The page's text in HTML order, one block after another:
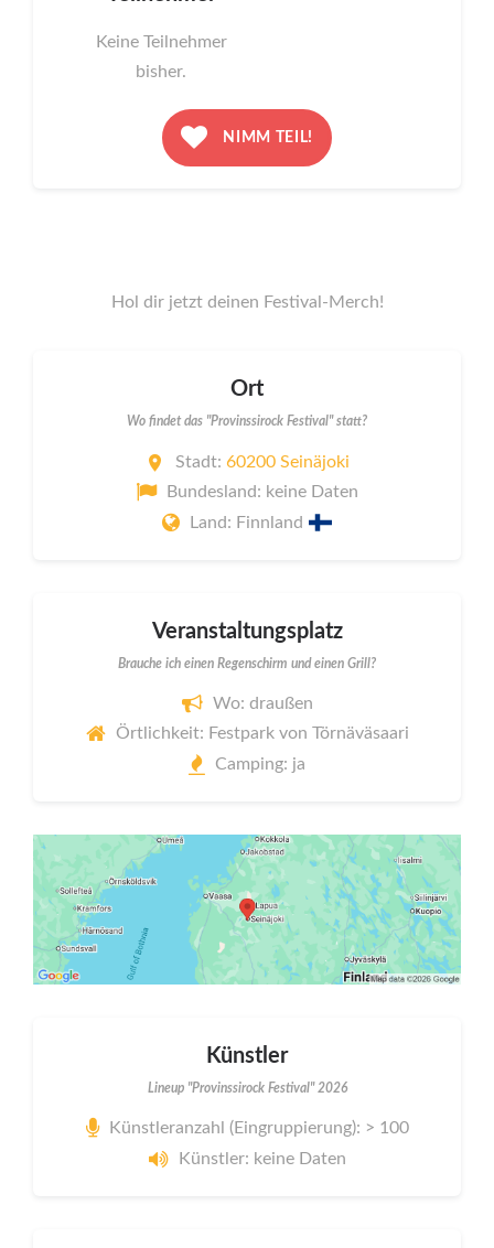
Keine Teilnehmer
bisher.
NIMM TEIL!
Hol dir jetzt deinen Festival-Merch!
Ort
Wo findet das "Provinssirock Festival" statt?
Stadt: 60200 Seinäjoki
Bundesland: keine Daten
Land: Finnland
Veranstaltungsplatz
Brauche ich einen Regenschirm und einen Grill?
Wo: draußen
Örtlichkeit: Festpark von Törnäväsaari
Camping: ja
Künstler
Lineup "Provinssirock Festival" 2026
Künstleranzahl (Eingruppierung): > 100
Künstler: keine Daten